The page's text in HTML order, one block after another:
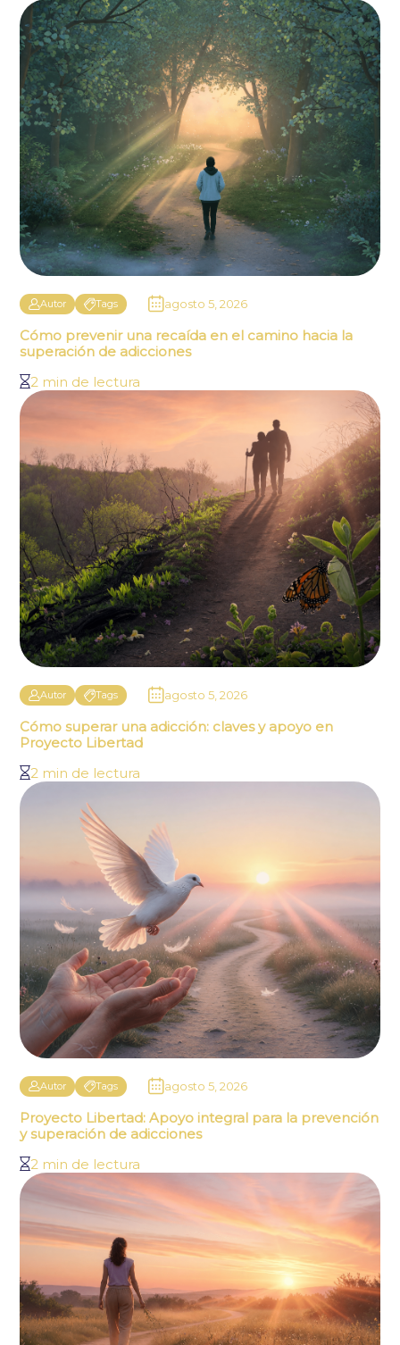
Autor Tags agosto 5, 2026
Cómo prevenir una recaída en el camino hacia la
superación de adicciones
2 min de lectura
Autor Tags agosto 5, 2026
Cómo superar una adicción: claves y apoyo en
Proyecto Libertad
2 min de lectura
Autor Tags agosto 5, 2026
Proyecto Libertad: Apoyo integral para la prevención
y superación de adicciones
2 min de lectura